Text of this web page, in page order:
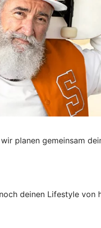
planen gemeinsam
deinen Lifestyle von